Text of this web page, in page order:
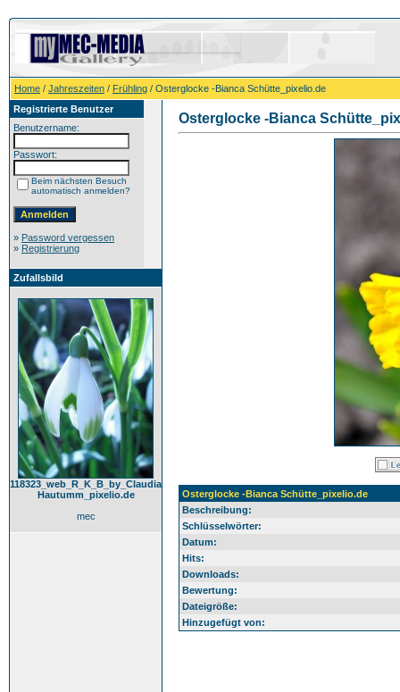
Home / Jahreszeiten / Frühling / Osterglocke -Bianca Schütte_pixelio.de
Registrierte Benutzer
Benutzername:
Passwort:
Beim nächsten Besuch
automatisch anmelden?
» Password vergessen
» Registrierung
Zufallsbild
118323_web_R_K_B_by_Claudia
Hautumm_pixelio.de
mec
Osterglocke -Bianca
Osterglocke -Bianca Schütte_pixelio.de
Beschreibung:
Schlüsselwörter:
Datum:
Hits:
Downloads:
Bewertung:
Dateigröße:
Hinzugefügt von: